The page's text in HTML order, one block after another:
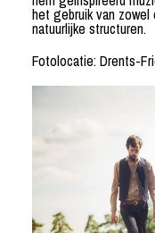
het gebruik van zowel
natuurlijke structuren.
Fotolocatie: Drents-